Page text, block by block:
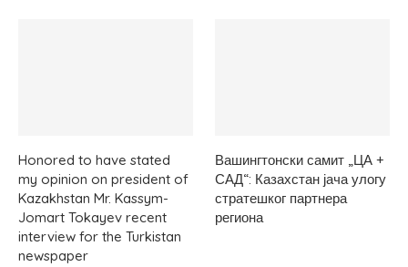
Honored to have stated
my opinion on president of
Kazakhstan Mr. Kassym-
Jomart Tokayev recent
interview for the Turkistan
newspaper
Вашингтонски самит „ЦА +
САД“: Казахстан јача улогу
стратешког партнера
региона